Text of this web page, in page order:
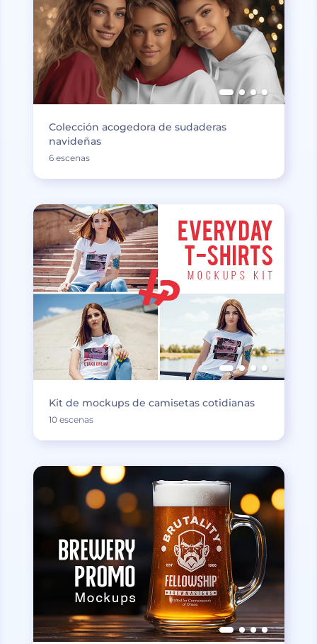
Colección acogedora de sudaderas
navideñas
6 escenas
Kit de mockups de camisetas cotidianas
10 escenas